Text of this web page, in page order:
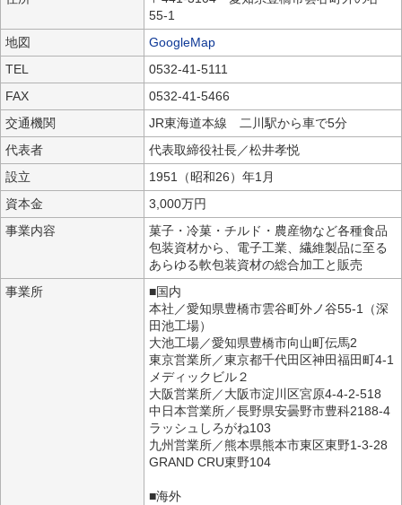
55-1
地図
GoogleMap
TEL
0532-41-5111
FAX
0532-41-5466
交通機関
JR東海道本線 二川駅から車で5分
代表者
代表取締役社長／松井孝悦
設立
1951（昭和26）年1月
資本金
3,000万円
事業内容
菓子・冷菓・チルド・農産物など各種食品
包装資材から、電子工業、繊維製品に至る
あらゆる軟包装資材の総合加工と販売
事業所
■国内
本社／愛知県豊橋市雲谷町外ノ谷55-1（深
田池工場）
大池工場／愛知県豊橋市向山町伝馬2
東京営業所／東京都千代田区神田福田町4-1
メディックビル２
大阪営業所／大阪市淀川区宮原4-4-2-518
中日本営業所／長野県安曇野市豊科2188-4
ラッシュしろがね103
九州営業所／熊本県熊本市東区東野1-3-28
GRAND CRU東野104
■海外